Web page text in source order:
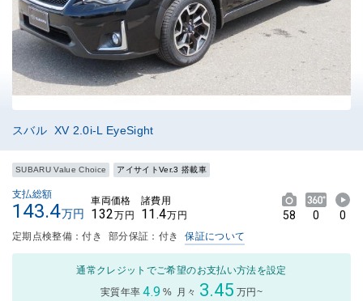
スバル XV 2.0i-L EyeSight
SUBARU Value Choice アイサイトVer.3 搭載車
支払総額
143.4万円
車両価格
132万円
諸費用
11.4万円 58 0 0
定期点検整備：付き 部分保証：付き 保証について
通常クレジットでご希望のお支払い方法を設定
実質年率 4.9 % 月々 3.45 万円~